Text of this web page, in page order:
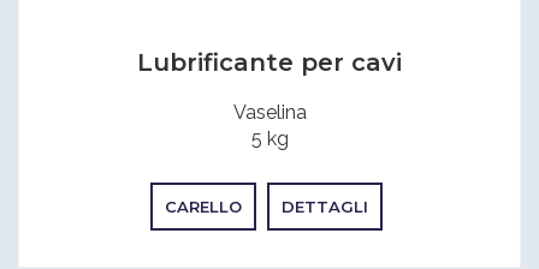
Lubrificante per cavi
Vaselina
5 kg
CARELLO DETTAGLI